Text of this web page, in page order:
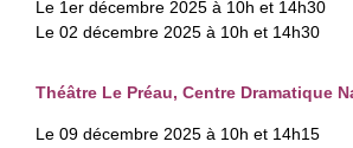
Le 1er décembre 2025 à 10h et 14h30
Le 02 décembre 2025 à 10h et 14h30
Théâtre Le Préau, Centre Dramatique
Le 09 décembre 2025 à 10h et 14h15